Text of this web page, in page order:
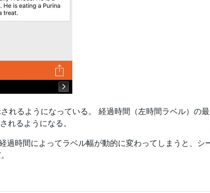
れるようになっている。 経過時間（左時間ラベル）の
れるようになる。
時間によってラベル幅が動的に変わってしまうと、シ